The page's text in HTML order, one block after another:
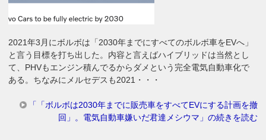
2021年3月にボルボは「2030年までにすべてのボルボ車をEVへ」
と言う目標を打ち出した。内容と言えばハイブリッドは当然とし
て、PHVもエンジン積んでるからダメという完全電気自動車化で
ある。ちなみにメルセデスも2021・・・
「「ボルボは2030年までに販売車をすべてEVにする計画を撤
回」。電気自動車嫌いだ君達メシウマ」の続きを読む